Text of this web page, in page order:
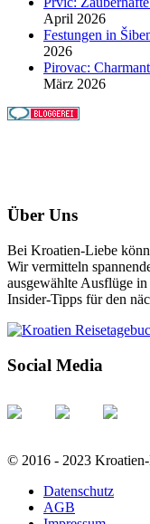
April 2026
Festungen in
2026
Pirovac:
März 2026
Über Uns
Bei Kroatien-Liebe
Wir vermitteln
ausgewählte Ausflüge
Insider-Tipps für den
Social Media
© 2016 - 2023
Datenschutz
AGB